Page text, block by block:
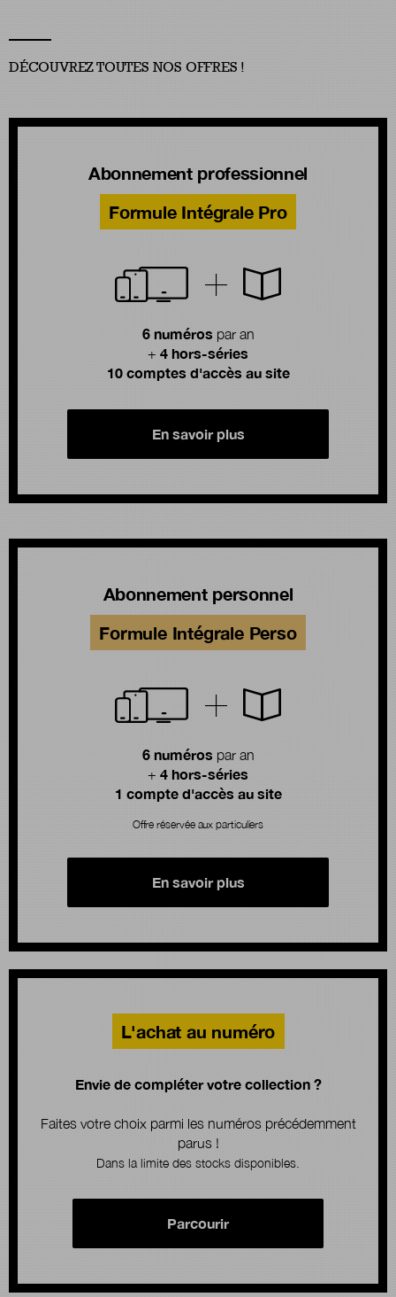
DÉCOUVREZ TOUTES NOS OFFRES !
Abonnement professionnel
Formule Intégrale Pro
6 numéros par an
+ 4 hors-séries
10 comptes d'accès au site
En savoir plus
Abonnement personnel
Formule Intégrale Perso
6 numérospar an
+ 4 hors-séries
1 compte d'accès au site
Offre réservée aux particuliers
En savoir plus
L'achat au numéro
Envie de compléter votre collection ?
Faites votre choix parmi les numéros précédemment
parus !
Dans la limite des stocks disponibles.
Parcourir